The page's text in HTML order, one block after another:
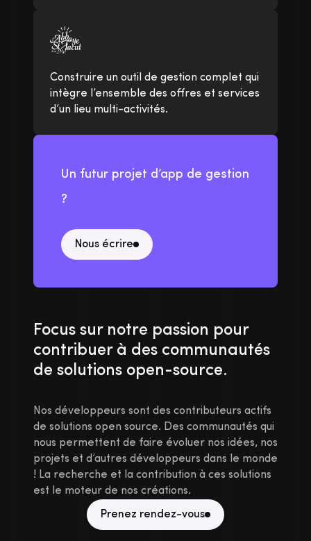
Construire un outil de gestion complet qui
intègre l’ensemble des offres et services
d’un lieu multi-activités.
Un futur projet d’app de gestion
?
Nous écrire
Focus sur notre passion pour
contribuer à des communautés
de solutions open-source.
Nos développeurs sont des contributeurs actifs
de solutions open source. Des communautés qui
nous permettent de faire évoluer nos idées, nos
projets et d’autres développeurs dans le monde
! La recherche et la contribution à ces solutions
est le moteur de nos créations.
Prenez rendez-vous